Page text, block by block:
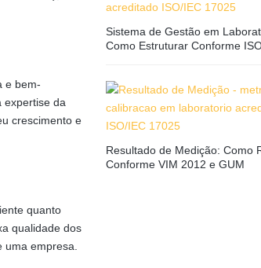
e bem-
expertise da
crescimento e
quanto
qualidade dos
empresa.
Sistema de Gestão em
Como Estruturar Conforme
Resultado de Medição: Como
Conforme VIM 2012 e GUM